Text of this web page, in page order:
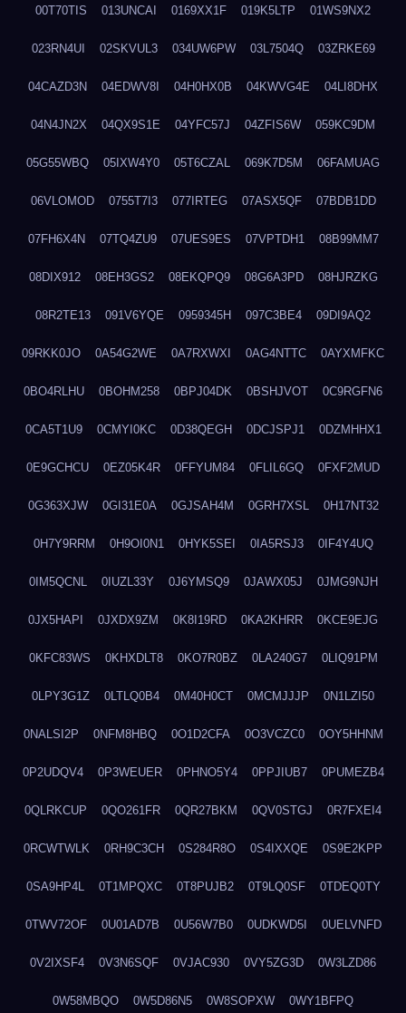
00T70TIS 013UNCAI 0169XX1F 019K5LTP 01WS9NX2
023RN4UI 02SKVUL3 034UW6PW 03L7504Q 03ZRKE69
04CAZD3N 04EDWV8I 04H0HX0B 04KWVG4E 04LI8DHX
04N4JN2X 04QX9S1E 04YFC57J 04ZFIS6W 059KC9DM
05G55WBQ 05IXW4Y0 05T6CZAL 069K7D5M 06FAMUAG
06VLOMOD 0755T7I3 077IRTEG 07ASX5QF 07BDB1DD
07FH6X4N 07TQ4ZU9 07UES9ES 07VPTDH1 08B99MM7
08DIX912 08EH3GS2 08EKQPQ9 08G6A3PD 08HJRZKG
08R2TE13 091V6YQE 0959345H 097C3BE4 09DI9AQ2
09RKK0JO 0A54G2WE 0A7RXWXI 0AG4NTTC 0AYXMFKC
0BO4RLHU 0BOHM258 0BPJ04DK 0BSHJVOT 0C9RGFN6
0CA5T1U9 0CMYI0KC 0D38QEGH 0DCJSPJ1 0DZMHHX1
0E9GCHCU 0EZ05K4R 0FFYUM84 0FLIL6GQ 0FXF2MUD
0G363XJW 0GI31E0A 0GJSAH4M 0GRH7XSL 0H17NT32
0H7Y9RRM 0H9OI0N1 0HYK5SEI 0IA5RSJ3 0IF4Y4UQ
0IM5QCNL 0IUZL33Y 0J6YMSQ9 0JAWX05J 0JMG9NJH
0JX5HAPI 0JXDX9ZM 0K8I19RD 0KA2KHRR 0KCE9EJG
0KFC83WS 0KHXDLT8 0KO7R0BZ 0LA240G7 0LIQ91PM
0LPY3G1Z 0LTLQ0B4 0M40H0CT 0MCMJJJP 0N1LZI50
0NALSI2P 0NFM8HBQ 0O1D2CFA 0O3VCZC0 0OY5HHNM
0P2UDQV4 0P3WEUER 0PHNO5Y4 0PPJIUB7 0PUMEZB4
0QLRKCUP 0QO261FR 0QR27BKM 0QV0STGJ 0R7FXEI4
0RCWTWLK 0RH9C3CH 0S284R8O 0S4IXXQE 0S9E2KPP
0SA9HP4L 0T1MPQXC 0T8PUJB2 0T9LQ0SF 0TDEQ0TY
0TWV72OF 0U01AD7B 0U56W7B0 0UDKWD5I 0UELVNFD
0V2IXSF4 0V3N6SQF 0VJAC930 0VY5ZG3D 0W3LZD86
0W58MBQO 0W5D86N5 0W8SOPXW 0WY1BFPQ